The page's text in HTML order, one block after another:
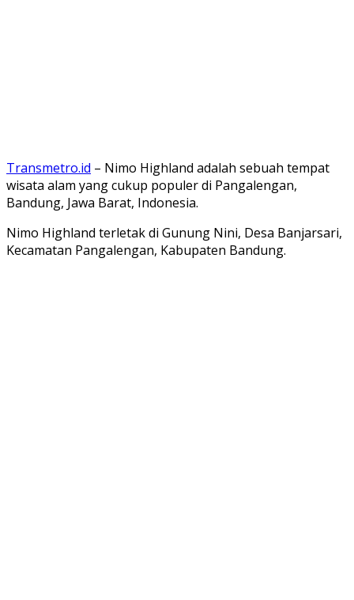
Transmetro.id – Nimo Highland adalah sebuah tempat
wisata alam yang cukup populer di Pangalengan,
Bandung, Jawa Barat, Indonesia.
Nimo Highland terletak di Gunung Nini, Desa Banjarsari,
Kecamatan Pangalengan, Kabupaten Bandung.